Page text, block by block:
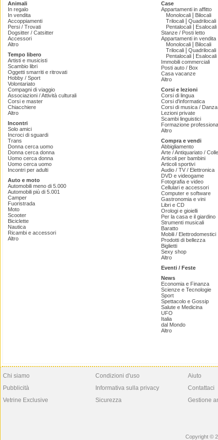
Animali
In regalo
In vendita
Accoppiamenti
Persi / Trovati
Dogsitter / Catsitter
Accessori
Altro
Tempo libero
Artisti e musicisti
Scambio libri
Oggetti smarriti e ritrovati
Hobby / Sport
Volontariato
Compagni di viaggio
Associazioni / Attività culturali
Corsi e master
Chiacchiere
Altro
Incontri
Solo amici
Incroci di sguardi
Trans
Donna cerca uomo
Donna cerca donna
Uomo cerca donna
Uomo cerca uomo
Incontri per adulti
Auto e moto
Automobili meno di 5.000
Automobili più di 5.001
Camper
Fuoristrada
Moto
Scooter
Biciclette
Nautica
Ricambi e accessori
Altro
Case
Appartamenti in affitto
Monolocali
Bilocali
Trilocali
Quadrilocali
Pentalocali
Esalocali
Stanze / Posti letto
Appartamenti in vendita
Monolocali
Bilocali
Trilocali
Quadrilocali
Pentalocali
Esalocali
Immobili commerciali
Posti auto / Box
Casa vacanze
Altro
Corsi e lezioni
Corsi di lingua
Corsi d'informatica
Corsi di musica /
Lezioni private
Scambi linguistici
Formazione
Altro
Compra e vendi
Abbigliamento
Arte / Antiquariato /
Articoli per bambini
Articoli sportivi
Audio / TV / Elettronica
DVD e videogame
Fotografia e video
Cellulari e accessori
Computer e software
Gastronomia e vini
Libri e CD
Orologi e gioielli
Per la casa e il giardino
Strumenti musicali
Baratto
Mobili / Elettrodomestici
Prodotti di bellezza
Biglietti
Sexy shop
Altro
Eventi / Feste
News
Economia e Finanza
Scienze e Tecnologie
Sport
Spettacolo e Gossip
Salute e Medicina
UFO
Italia
dal Mondo
Altro
Chi siamo
Pubblicità
Vetrine Exclusive
Condizioni d'uso
Informativa sulla privacy
Sicurezza
Aiuto
Contattaci
Gestione
Copyright ©